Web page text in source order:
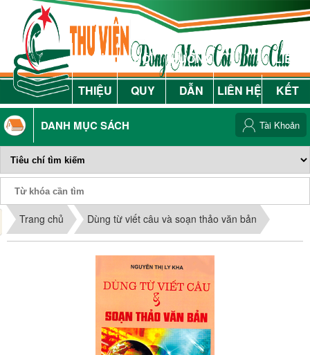
GIỚI
THIỆU
NỘI
QUY
HƯỚNG
DẪN
LIÊN HỆ
LIÊN
KẾT
DANH MỤC SÁCH
Phiếu Sách
Tài Khoản
Trang chủ Dùng từ viết câu và soạn thảo văn bản